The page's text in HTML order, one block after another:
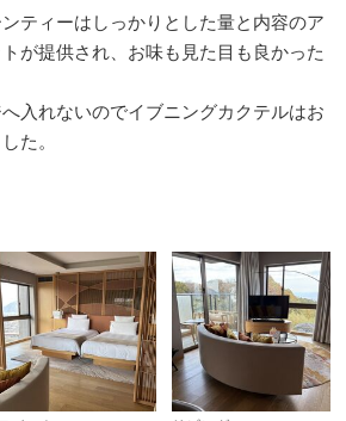
ティーはしっかりとした量と内容のア
が提供され、お味も見た目も良かった
入れないのでイブニングカクテルはお
た。